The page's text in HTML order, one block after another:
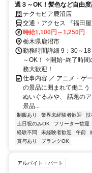
週３～OK！髪色など自由
テクモピア鹿沼店
交通・アクセス 『福田
車2分、「新鹿沼駅」徒
時給1,100円～1,250円
栃木県鹿沼市
勤務時間詳細 9：30～
～OK！ ✧開始･終了時
務大歓迎！
仕事内容 ／ アニメ・ゲ
の景品に囲まれて働こ
ぬいぐるみや、 話題の
景品...
制服あり 業界未経験者歓迎 扶
土日祝のみOK
フリーター歓迎
経験不問
未経験者歓迎 午前
賞与あり
ブランクOK
アルバイト・パート